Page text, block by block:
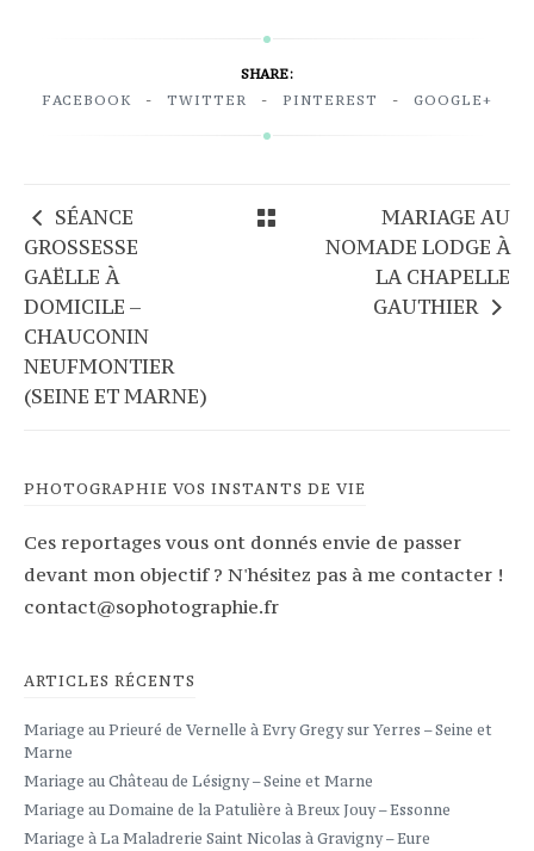
SHARE:
FACEBOOK
TWITTER PINTEREST GOOGLE+
SÉANCE
GROSSESSE
GAËLLE À
DOMICILE –
CHAUCONIN
NEUFMONTIER
(SEINE ET MARNE)
MARIAGE AU
NOMADE LODGE À
LA CHAPELLE
GAUTHIER
PHOTOGRAPHIE VOS INSTANTS DE VIE
Ces reportages vous ont donnés envie de passer
devant mon objectif ? N'hésitez pas à me contacter !
contact@sophotographie.fr
ARTICLES RÉCENTS
Mariage au Prieuré de Vernelle à Evry Gregy sur Yerres – Seine et
Marne
Mariage au Château de Lésigny – Seine et Marne
Mariage au Domaine de la Patulière à Breux Jouy – Essonne
Mariage à La Maladrerie Saint Nicolas à Gravigny – Eure